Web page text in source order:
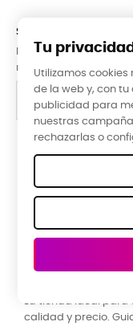
SUBCRÍBETE A LA
Puede darse de baja
nuestra información
Raquel Campos,
La tienda ideal para
calidad y precio.
Tu
Utilizamos
de la web y, con
publicidad para
nuestras
rechazarlas o